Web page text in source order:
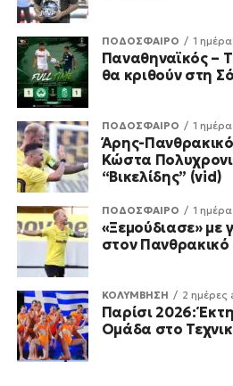
ΠΟΔΟΣΦΑΙΡΟ 1
Παναθηναϊκός –
θα κριθούν στη
ΠΟΔΟΣΦΑΙΡΟ 1
Άρης-
Κώστα
“Βικελίδης” (vid)
ΠΟΔΟΣΦΑΙΡΟ 1
«Ξεμούδιασε» με
στον Πανθρακικό
ΚΟΛΥΜΒΗΣΗ 2 ημέρες
Παρίσι 2026:
Ομάδα στο